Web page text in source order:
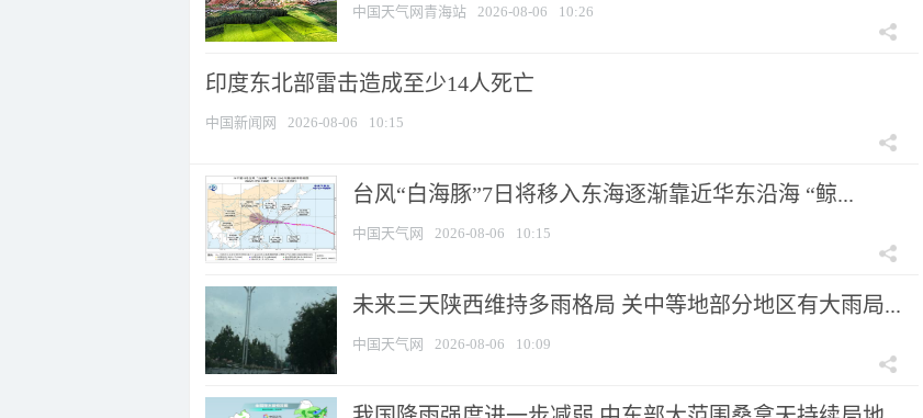
中国天气网青海站 2026-08-06 10:26
印度东北部雷击造成至少14人死亡
中国新闻网 2026-08-06 10:15
台风“白海豚”7日将移入东海逐渐靠近华东沿海 “鲸...
中国天气网 2026-08-06 10:15
未来三天陕西维持多雨格局 关中等地部分地区有大雨局...
中国天气网 2026-08-06 10:09